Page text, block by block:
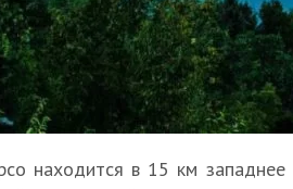
находится в 15 км западнее